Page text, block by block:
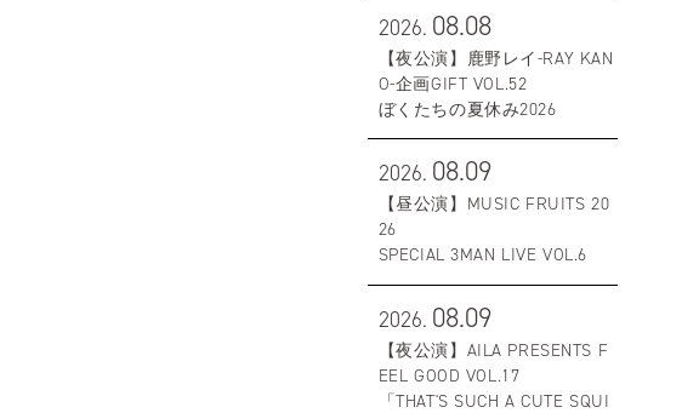
2026. 08.08
【夜公演】鹿野レイ-RAY KAN
O-企画GIFT VOL.52
ぼくたちの夏休み2026
2026. 08.09
【昼公演】MUSIC FRUITS 20
26
SPECIAL 3MAN LIVE VOL.6
2026. 08.09
【夜公演】AILA PRESENTS F
EEL GOOD VOL.17
「THAT'S SUCH A CUTE SQUI